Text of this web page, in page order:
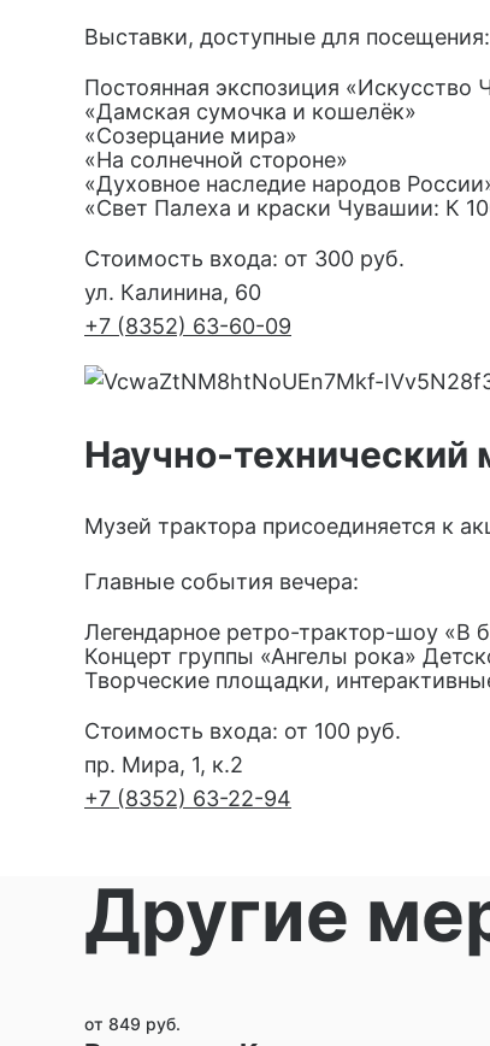
Выставки, доступные для посещения:
Постоянная экспозиция
«Дамская сумочка и кошелёк»
«Созерцание мира»
«На солнечной стороне»
«Духовное наследие народов
«Свет Палеха и краски Чувашии: К
Стоимость входа: от 300 руб.
ул. Калинина, 60
+7 (8352) 63-60-09
Научно-технический
Музей трактора присоединяется к
Главные события вечера:
Легендарное ретро-трактор-шоу «В
Концерт группы «Ангелы рока»
Творческие площадки,
Стоимость входа: от 100 руб.
пр. Мира, 1, к.2
+7 (8352) 63-22-94
Другие
от 849 руб.